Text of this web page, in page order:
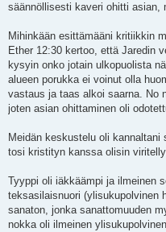
säännöllisesti kaveri ohitti asian,
Mihinkään esittämääni kritiikkin
Ether 12:30 kertoo, että Jaredin
kysyin onko jotain ulkopuolista
alueen porukka ei voinut olla
vastaus ja taas alkoi saarna. No
joten asian ohittaminen oli
Meidän keskustelu oli
tosi kristityn kanssa olisin
Tyyppi oli iäkkäämpi ja ilmeinen
teksasilaisnuori (ylisukupolvinen
sanaton, jonka sanattomuuden
nokka oli ilmeinen